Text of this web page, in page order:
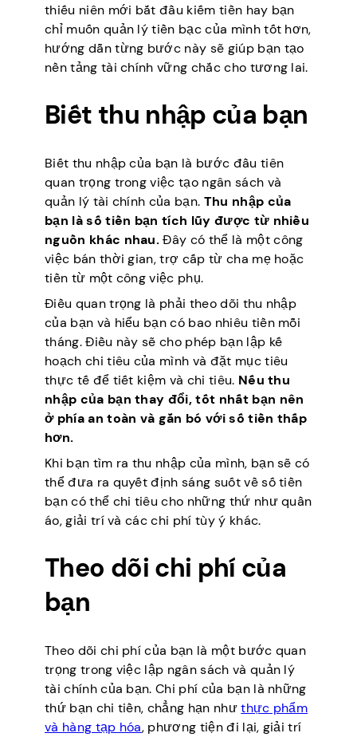
thiếu niên mới bắt đầu kiếm tiền hay bạn
chỉ muốn quản lý tiền bạc của mình tốt hơn,
hướng dẫn từng bước này sẽ giúp bạn tạo
nền tảng tài chính vững chắc cho tương lai.
Biết thu nhập của bạn
Biết thu nhập của bạn là bước đầu tiên
quan trọng trong việc tạo ngân sách và
quản lý tài chính của bạn. Thu nhập của
bạn là số tiền bạn tích lũy được từ nhiều
nguồn khác nhau.Đây có thể là một công
việc bán thời gian, trợ cấp từ cha mẹ hoặc
tiền từ một công việc phụ.
Điều quan trọng là phải theo dõi thu nhập
của bạn và hiểu bạn có bao nhiêu tiền mỗi
tháng. Điều này sẽ cho phép bạn lập kế
hoạch chi tiêu của mình và đặt mục tiêu
thực tế để tiết kiệm và chi tiêu. Nếu thu
nhập của bạn thay đổi, tốt nhất bạn nên
ở phía an toàn và gắn bó với số tiền thấp
hơn.
Khi bạn tìm ra thu nhập của mình, bạn sẽ có
thể đưa ra quyết định sáng suốt về số tiền
bạn có thể chi tiêu cho những thứ như quần
áo, giải trí và các chi phí tùy ý khác.
Theo dõi chi phí của
bạn
Theo dõi chi phí của bạn là một bước quan
trọng trong việc lập ngân sách và quản lý
tài chính của bạn. Chi phí của bạn là những
thứ bạn chi tiền, chẳng hạn nhưthực phẩm
và hàng tạp hóa, phương tiện đi lại, giải trí